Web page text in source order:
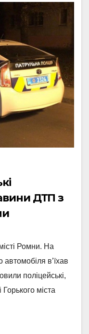
ДТП з
Ромни. На
автомобіля в’їхав
поліцейські,
міста